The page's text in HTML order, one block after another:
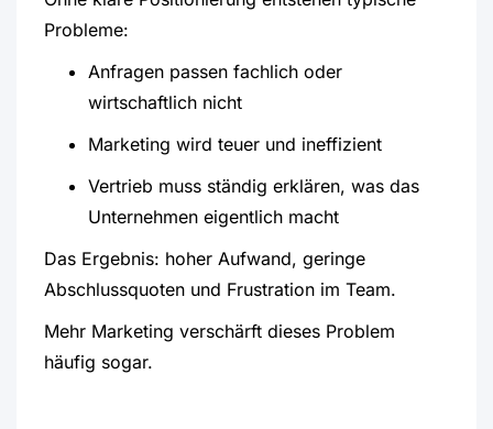
Probleme:
Anfragen passen fachlich oder
wirtschaftlich nicht
Marketing wird teuer und ineffizient
Vertrieb muss ständig erklären, was das
Unternehmen eigentlich macht
Das Ergebnis: hoher Aufwand, geringe
Abschlussquoten und Frustration im Team.
Mehr Marketing verschärft dieses Problem
häufig sogar.